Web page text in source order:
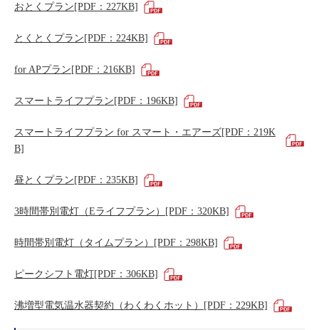
おとくプラン[PDF：227KB]
とくとくプラン[PDF：224KB]
for APプラン[PDF：216KB]
スマートライフプラン[PDF：196KB]
スマートライフプラン for スマート・エアーズ[PDF：219K
B]
昼とくプラン[PDF：235KB]
3時間帯別電灯（Eライフプラン）[PDF：320KB]
時間帯別電灯（タイムプラン）[PDF：298KB]
ピークシフト電灯[PDF：306KB]
沸増型電気温水器契約（わくわくホット）[PDF：229KB]